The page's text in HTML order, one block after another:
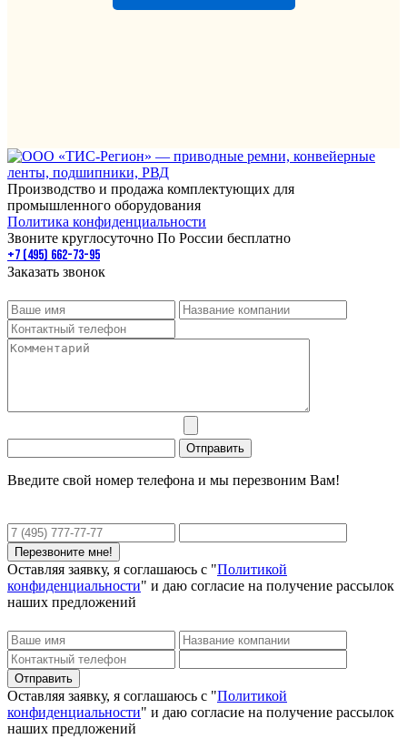
Производство и продажа комплектующих для
промышленного оборудования
Политика конфиденциальности
Звоните круглосуточно По России бесплатно
+7 (495) 662-73-95
Заказать звонок
Введите свой номер телефона и мы перезвоним Вам!
Оставляя заявку, я соглашаюсь с "Политикой
конфиденциальности" и даю согласие на получение рассылок
наших предложений
Оставляя заявку, я соглашаюсь с "Политикой
конфиденциальности" и даю согласие на получение рассылок
наших предложений